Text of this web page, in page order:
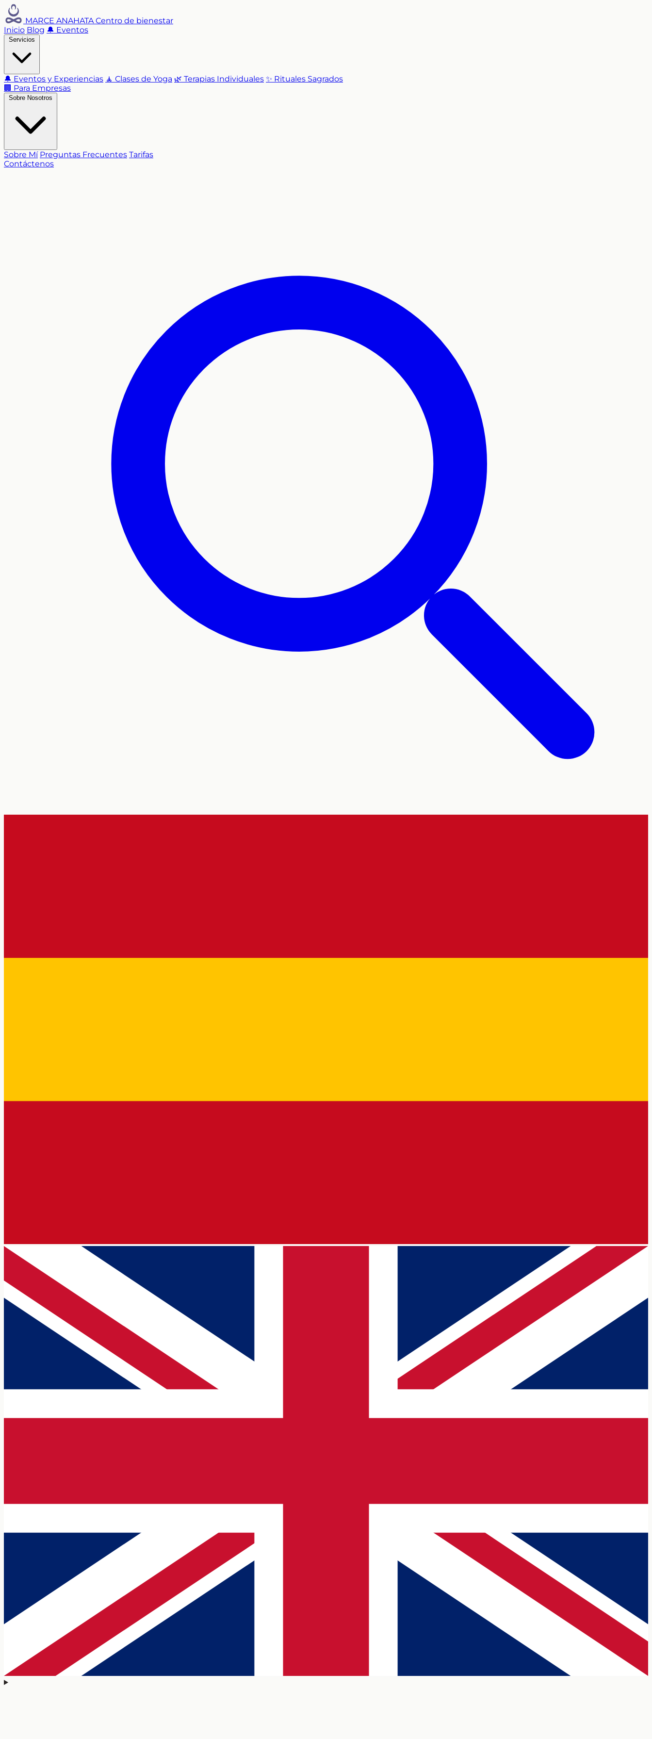
MARCE ANAHATA Centro de bienestar
Inicio Blog 🔔 Eventos
🔔 Eventos y Experiencias 🧘 Clases de Yoga 🌿 Terapias Individuales ✨ Rituales Sagrados
🏢 Para Empresas
Sobre Mí Preguntas Frecuentes Tarifas
Contáctenos